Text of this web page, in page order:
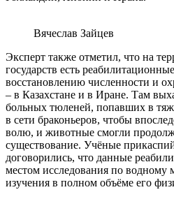
Вячеслав Зайцев
Эксперт также отметил, что на
государств есть
восстановлению численности и
– в Казахстане и в Иране. Там
больных тюленей, попавших в
в сети браконьеров, чтобы
волю, и животные смогли
существование. Учёные
договорились, что данные
местом исследования по
изучения в полном объёме его